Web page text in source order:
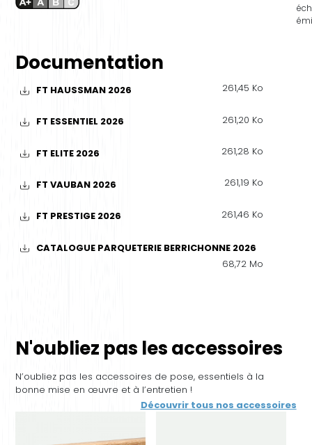
Documentation
FT HAUSSMAN 2026 261,45 Ko
FT ESSENTIEL 2026 261,20 Ko
FT ELITE 2026 261,28 Ko
FT VAUBAN 2026 261,19 Ko
FT PRESTIGE 2026 261,46 Ko
CATALOGUE PARQUETERIE BERRICHONNE 2026
68,72 Mo
N'oubliez pas les accessoires
N’oubliez pas les accessoires de pose, essentiels à la
bonne mise en œuvre et à l’entretien !
Découvrir tous nos accessoires